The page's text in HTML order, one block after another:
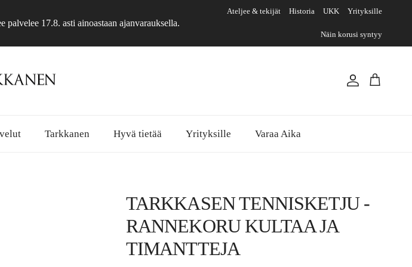
17.8. asti ainoastaan ajanvarauksella.
Ateljee & tekijät Historia UKK Yrityksille
Näin korusi syntyy
Tili Ostoskori
Tarkkanen Hyvä tietää Yrityksille Varaa Aika
TARKKASEN TENNISKETJU -
RANNEKORU KULTAA JA
TIMANTTEJA